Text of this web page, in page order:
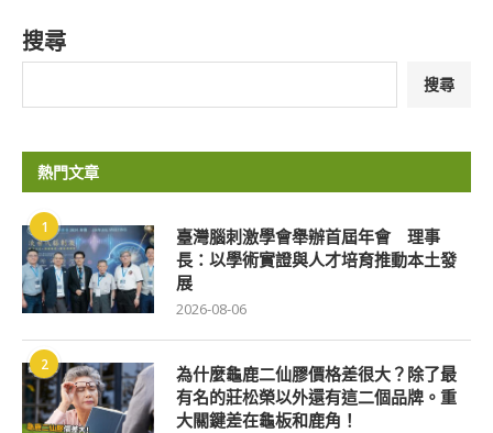
搜尋
搜尋
熱門文章
1
臺灣腦刺激學會舉辦首屆年會 理事
長：以學術實證與人才培育推動本土發
展
2026-08-06
2
為什麼龜鹿二仙膠價格差很大？除了最
有名的莊松榮以外還有這二個品牌。重
大關鍵差在龜板和鹿角！